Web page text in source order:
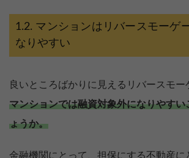
マンションはリバースモーゲ
なりやすい
良いところばかりに見えるリバースモー
マンションでは融資対象外になりやすい
ょうか。
金融機関にとって、担保にする不動産に